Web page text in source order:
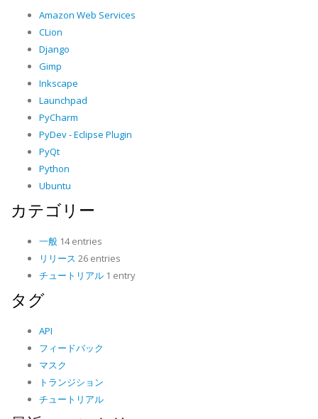
Amazon Web Services
CLion
Django
Gimp
Inkscape
Launchpad
PyCharm
PyDev - Eclipse Plugin
PyQt
Python
Ubuntu
カテゴリー
一般 14 entries
リリース 26 entries
チュートリアル 1 entry
タグ
API
フィードバック
マスク
トランジション
チュートリアル